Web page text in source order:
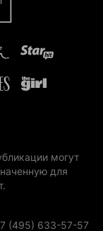
могут
для
(495) 633-57-57